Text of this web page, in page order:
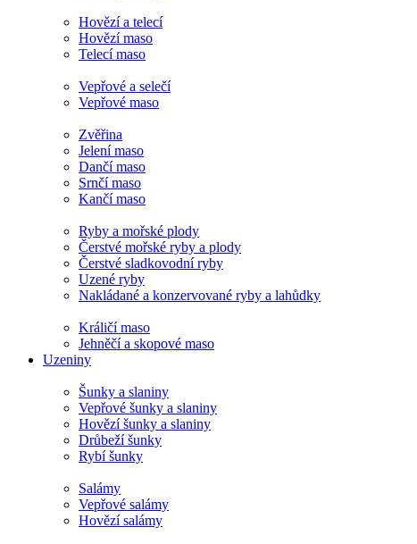
Hovězí a telecí
Hovězí maso
Telecí maso
Vepřové a selečí
Vepřové maso
Zvěřina
Jelení maso
Dančí maso
Srnčí maso
Kančí maso
Ryby a mořské plody
Čerstvé mořské ryby a plody
Čerstvé sladkovodní ryby
Uzené ryby
Nakládané a konzervované ryby a lahůdky
Králičí maso
Jehněčí a skopové maso
Uzeniny
Šunky a slaniny
Vepřové šunky a slaniny
Hovězí šunky a slaniny
Drůbeží šunky
Rybí šunky
Salámy
Vepřové salámy
Hovězí salámy